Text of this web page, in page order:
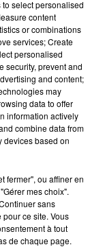
select personalised
content
or combinations
services; Create
personalised
security, prevent and
and content;
may
data to offer
information actively
combine data from
devices based on
fermer", ou affiner en
mes choix".
sans
ce site. Vous
à tout
de chaque page.